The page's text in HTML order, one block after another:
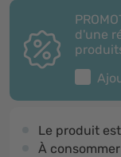
d'une
Le produit est
À